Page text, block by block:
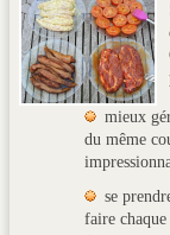
mieux
du même
se
faire